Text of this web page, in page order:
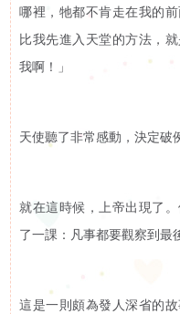
哪裡，牠都不肯走在我的
比我先進入天堂的方法，
我啊！」
天使聽了非常感動，決定破
就在這時候，上帝出現了
了一課：凡事都要觀察到最
這是一則頗為發人深省的